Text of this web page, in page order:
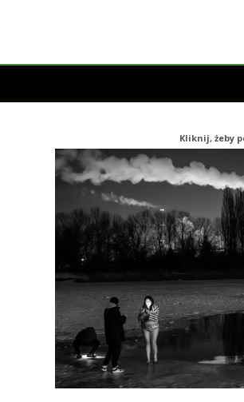
Kliknij, żeby